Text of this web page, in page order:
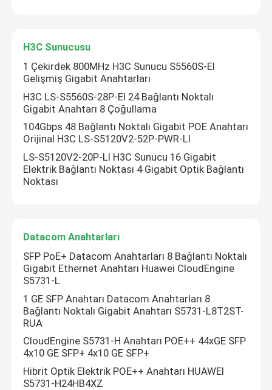
H3C Sunucusu
1 Çekirdek 800MHz H3C Sunucu S5560S-EI
Gelişmiş Gigabit Anahtarları
H3C LS-S5560S-28P-EI 24 Bağlantı Noktalı
Gigabit Anahtarı 8 Çoğullama
104Gbps 48 Bağlantı Noktalı Gigabit POE Anahtarı
Orijinal H3C LS-S5120V2-52P-PWR-LI
LS-S5120V2-20P-LI H3C Sunucu 16 Gigabit
Elektrik Bağlantı Noktası 4 Gigabit Optik Bağlantı
Noktası
Datacom Anahtarları
SFP PoE+ Datacom Anahtarları 8 Bağlantı Noktalı
Gigabit Ethernet Anahtarı Huawei CloudEngine
S5731-L
1 GE SFP Anahtarı Datacom Anahtarları 8
Bağlantı Noktalı Gigabit Anahtarı S5731-L8T2ST-
RUA
CloudEngine S5731-H Anahtarı POE++ 44xGE SFP
4x10 GE SFP+ 4x10 GE SFP+
Hibrit Optik Elektrik POE++ Anahtarı HUAWEI
S5731-H24HB4XZ